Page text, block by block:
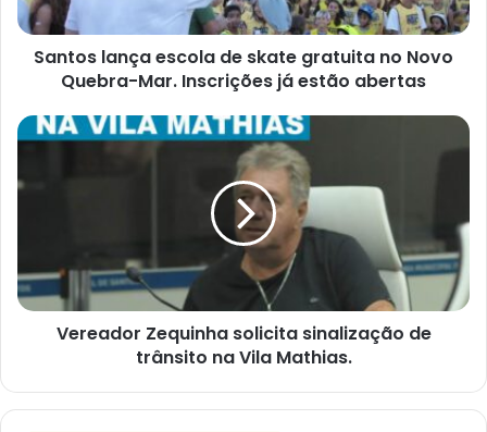
Novo
Quebra-
Mar.
Inscrições
estão
abertas
Santos lança escola de skate gratuita no Novo
Quebra-Mar. Inscrições já estão abertas
Vereador
Zequinha
sinalização
Vila
Mathias.
Vereador Zequinha solicita sinalização de
trânsito na Vila Mathias.